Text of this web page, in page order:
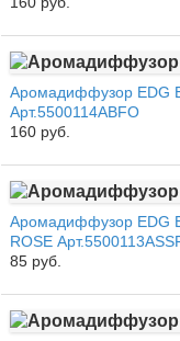
Аромадиффузор EDG
Арт.5500114ABFO
160 руб.
Аромадиффузор EDG
ROSE
85 руб.